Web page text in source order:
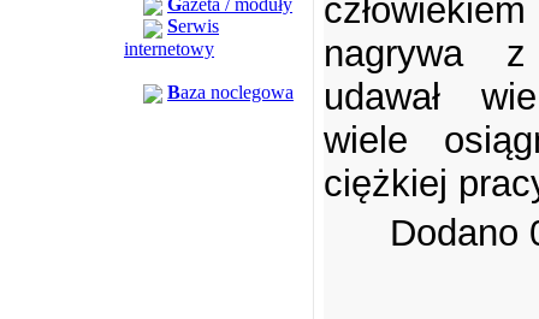
Gazeta / moduły
Serwis
internetowy
Baza noclegowa
nagrywa
udawał
wiele
ciężkiej
Dodano